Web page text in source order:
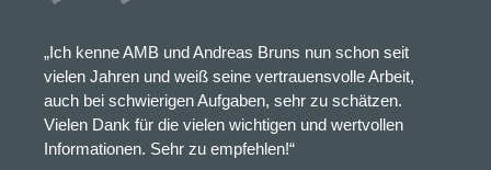
„Ich kenne AMB und Andreas Bruns nun schon seit
vielen Jahren und weiß seine vertrauensvolle Arbeit,
auch bei schwierigen Aufgaben, sehr zu schätzen.
Vielen Dank für die vielen wichtigen und wertvollen
Informationen. Sehr zu empfehlen!“